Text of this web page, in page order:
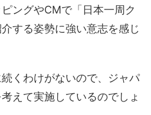
ングやCMで「日本一周ク
する姿勢に強い意志を感じ
くわけがないので、ジャパ
えて実施しているのでしょ